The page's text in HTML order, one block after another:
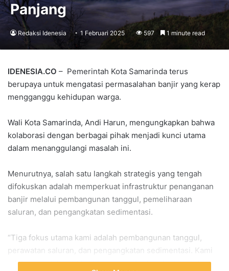
Panjang
Redaksi Idenesia 1 Februari 2025 597 1 minute read
IDENESIA.CO – Pemerintah Kota Samarinda terus
berupaya untuk mengatasi permasalahan banjir yang kerap
mengganggu kehidupan warga.
Wali Kota Samarinda, Andi Harun, mengungkapkan bahwa
kolaborasi dengan berbagai pihak menjadi kunci utama
dalam menanggulangi masalah ini.
Menurutnya, salah satu langkah strategis yang tengah
difokuskan adalah memperkuat infrastruktur penanganan
banjir melalui pembangunan tanggul, pemeliharaan
saluran, dan pengangkatan sedimentasi.
“Tiga fokus utama kami adalah pembangunan tanggul,
perawatan saluran, dan pengangkatan sedimentasi. Kami
telah memetakan titik-titik yang perlu diperbaiki untuk